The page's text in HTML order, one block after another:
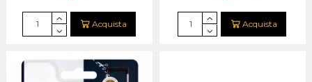
Acquista Acquista